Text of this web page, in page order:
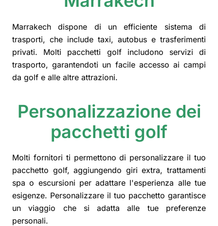
Marrakech dispone di un efficiente sistema di
trasporti, che include taxi, autobus e trasferimenti
privati. Molti pacchetti golf includono servizi di
trasporto, garantendoti un facile accesso ai campi
da golf e alle altre attrazioni.
Personalizzazione dei
pacchetti golf
Molti fornitori ti permettono di personalizzare il tuo
pacchetto golf, aggiungendo giri extra, trattamenti
spa o escursioni per adattare l'esperienza alle tue
esigenze. Personalizzare il tuo pacchetto garantisce
un viaggio che si adatta alle tue preferenze
personali.